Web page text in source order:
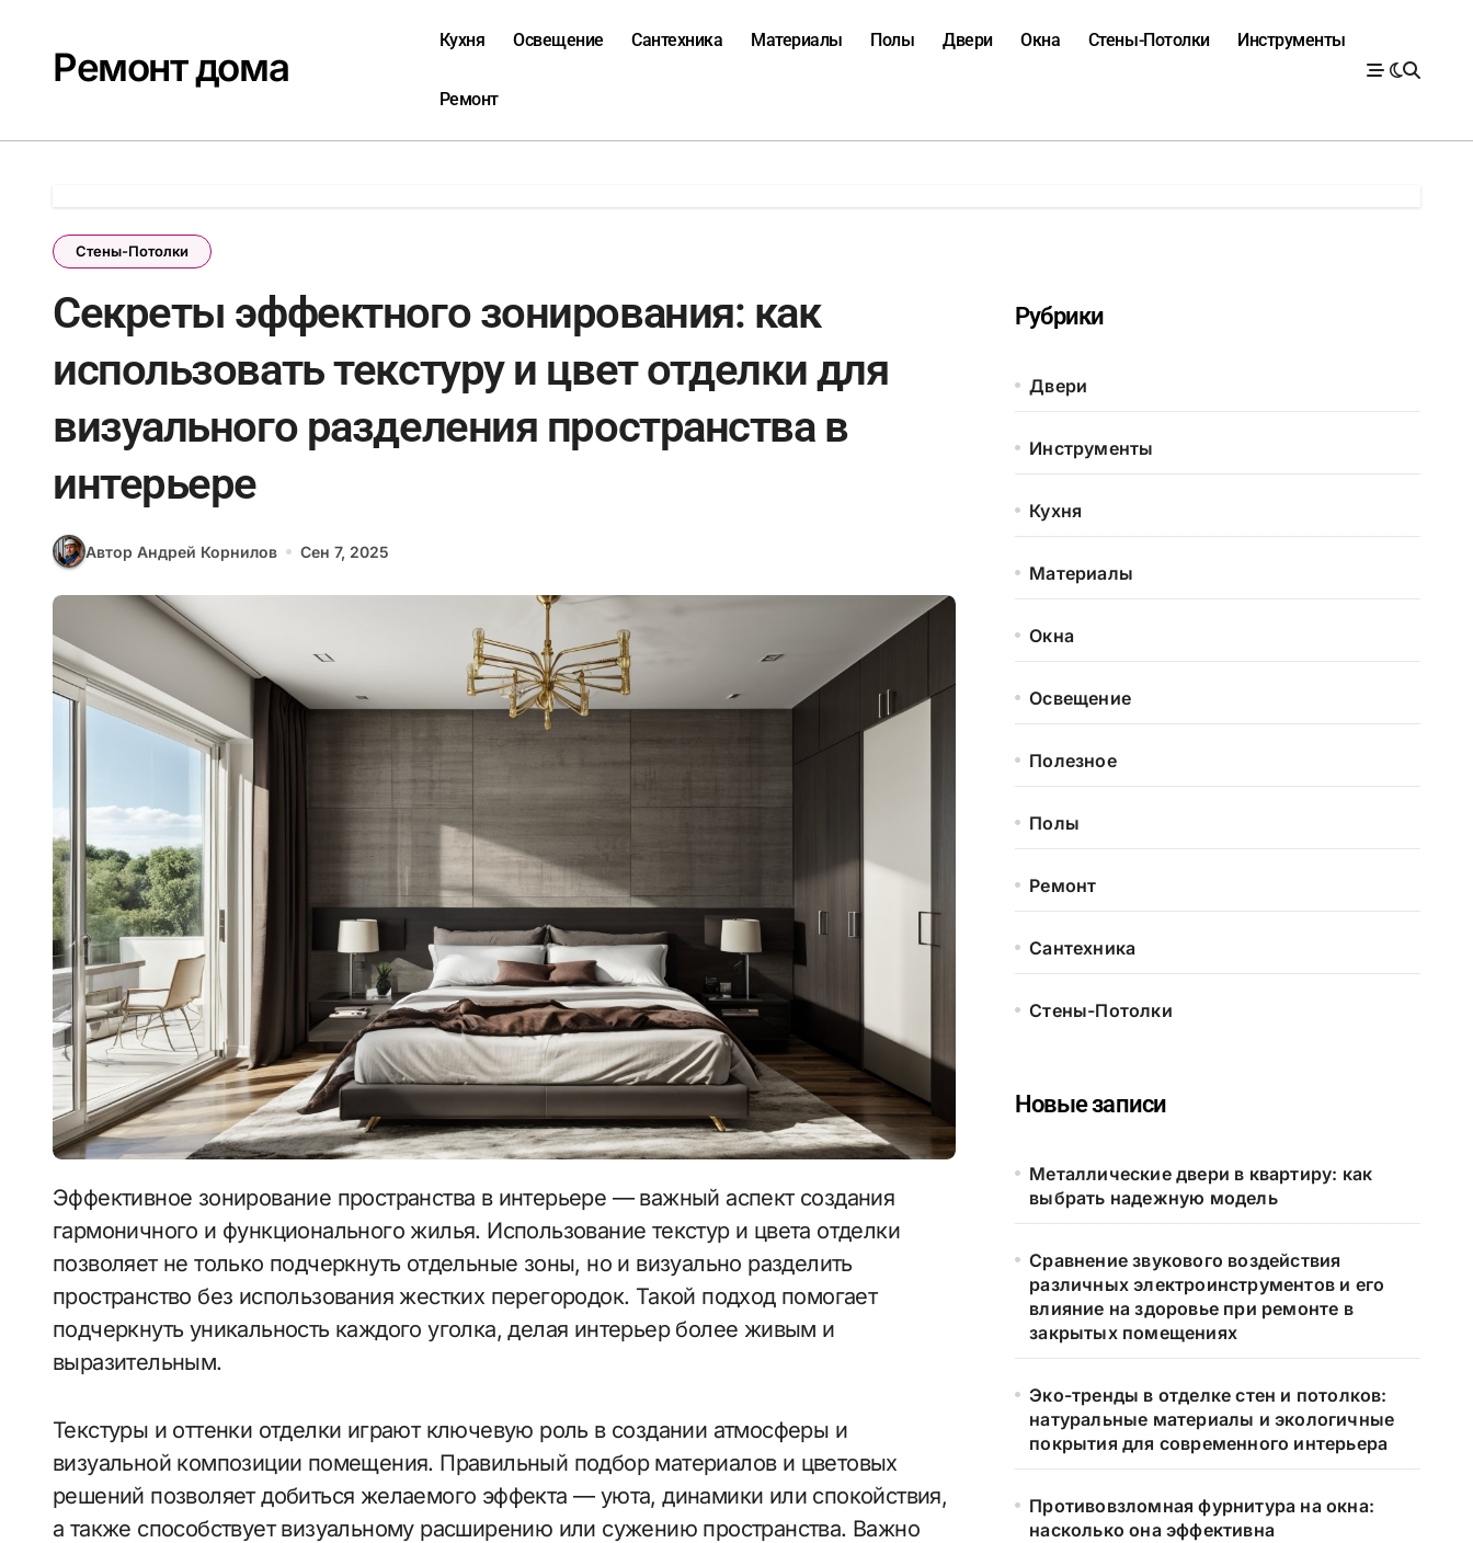
содержаниюРемонт дома
Кухня Освещение Сантехника Материалы Полы Двери Окна Стены-Потолки Инструменты
Ремонт
Стены-Потолки
Секреты эффектного зонирования: как
использовать текстуру и цвет отделки для
визуального разделения пространства в
интерьере
Автор Андрей Корнилов Сен 7, 2025
Эффективное зонирование пространства в интерьере — важный аспект создания
гармоничного и функционального жилья. Использование текстур и цвета отделки
позволяет не только подчеркнуть отдельные зоны, но и визуально разделить
пространство без использования жестких перегородок. Такой подход помогает
подчеркнуть уникальность каждого уголка, делая интерьер более живым и
выразительным.
Текстуры и оттенки отделки играют ключевую роль в создании атмосферы и
визуальной композиции помещения. Правильный подбор материалов и цветовых
решений позволяет добиться желаемого эффекта — уюта, динамики или спокойствия,
а также способствует визуальному расширению или сужению пространства. Важно
Рубрики
Двери
Инструменты
Кухня
Материалы
Окна
Освещение
Полезное
Полы
Ремонт
Сантехника
Стены-Потолки
Новые записи
Металлические двери в квартиру: как
выбрать надежную модель
Сравнение звукового воздействия
различных электроинструментов и его
влияние на здоровье при ремонте в
закрытых помещениях
Эко-тренды в отделке стен и потолков:
натуральные материалы и экологичные
покрытия для современного интерьера
Противовзломная фурнитура на окна:
насколько она эффективна